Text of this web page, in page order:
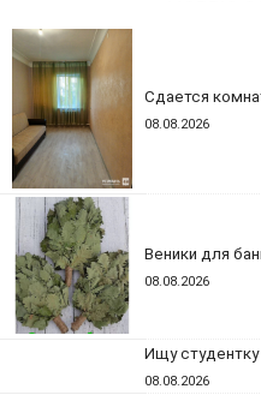
Сдается
08.08.2026
Веники для
08.08.2026
Ищу
08.08.2026